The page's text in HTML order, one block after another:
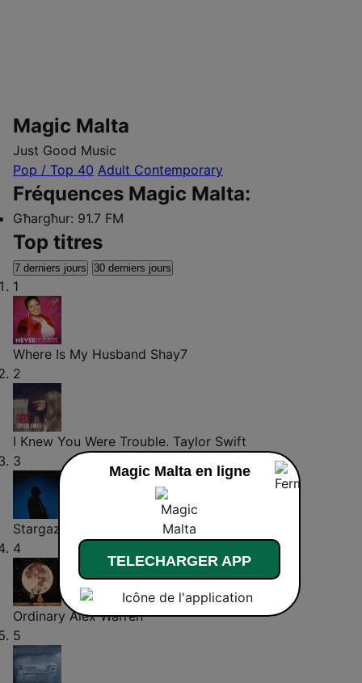
Magic Malta
Just Good Music
Pop / Top 40 Adult Contemporary
Fréquences Magic Malta:
Għargħur: 91.7 FM
Top titres
7 derniers jours 30 derniers jours
1
Where Is My Husband Shay7
2
I Knew You Were Trouble. Taylor Swift
3
Stargazing
4
Ordinary Alex Warren
5
Magic Malta en ligne
TELECHARGER APP